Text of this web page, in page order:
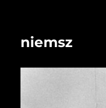
niemsz